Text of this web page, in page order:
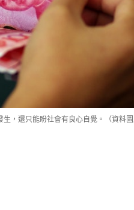
，還只能盼社會有良心自覺。（資料圖